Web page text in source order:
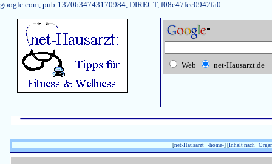
google.com, pub-1370634743170984, DIRECT, f08c47fec0942fa0
Web net-Hausarzt.de
[net-Hausarzt -home-] [Inhalt nach